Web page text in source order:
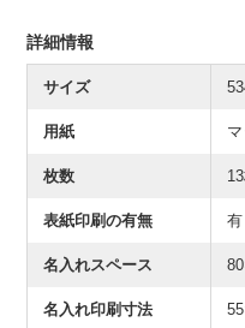
詳細情報
サイズ
用紙
枚数
表紙印刷の有無 有
名入れスペース
名入れ印刷寸法